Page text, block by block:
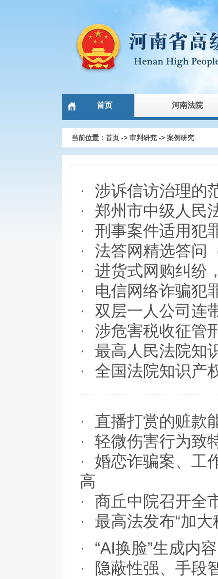
首页 河南法院
当前位置： 首页-> 审判研究-> 案例研究
·
涉诉信访治理的
·
郑州市中级人民
·
刑事案件适用犯
·
法答网精选答问
·
进货式网购纠纷
·
电信网络诈骗犯
·
双层一人公司连
·
涉危害税收征管
·
最高人民法院知
·
全国法院知识产
·
直播打赏的赃款
·
轻微伤害行为致
·
婚恋诈骗案、工
高
·
商丘中院召开全
·
最高法发布“加
·
“AI换脸”生成内
·
隐蔽性强、手